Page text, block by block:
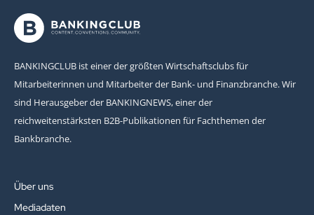
BANKINGCLUB ist einer der größten Wirtschaftsclubs für
Mitarbeiterinnen und Mitarbeiter der Bank- und Finanzbranche. Wir
sind Herausgeber der BANKINGNEWS, einer der
reichweitenstärksten B2B-Publikationen für Fachthemen der
Bankbranche.
Über uns
Mediadaten